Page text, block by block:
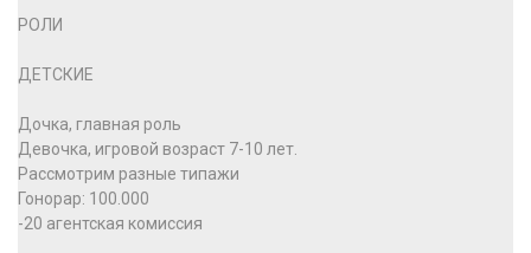
РОЛИ
ДЕТСКИЕ
Дочка, главная роль
Девочка, игровой возраст 7-10 лет.
Рассмотрим разные типажи
Гонорар: 100.000
-20 агентская комиссия